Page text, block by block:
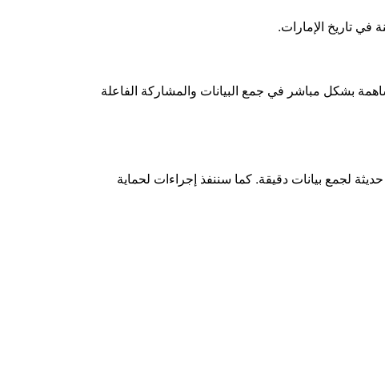
في تاريخ الإمارات.
بشكل مباشر في جمع البيانات والمشاركة الفاعلة
لجمع بيانات دقيقة. كما سننفذ إجراءات لحماية